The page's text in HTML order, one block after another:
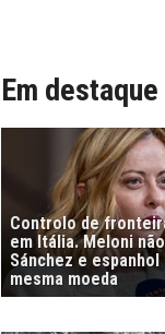
Em destaque
Controlo de
em Itália. Meloni
Sánchez e
mesma moeda